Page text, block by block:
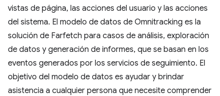
vistas de página, las acciones del usuario y las acciones
del sistema. El modelo de datos de Omnitracking es la
solución de Farfetch para casos de análisis, exploración
de datos y generación de informes, que se basan en los
eventos generados por los servicios de seguimiento. El
objetivo del modelo de datos es ayudar y brindar
asistencia a cualquier persona que necesite comprender